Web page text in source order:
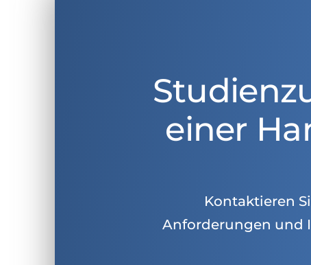
einer
Kontaktieren
Anforderungen und